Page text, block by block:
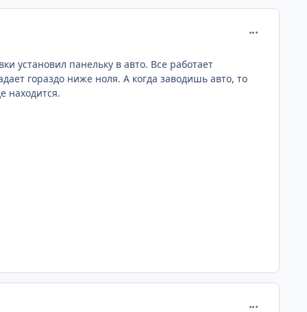
установил панельку в авто. Все работает
гораздо ниже ноля. А когда заводишь авто, то
находится.